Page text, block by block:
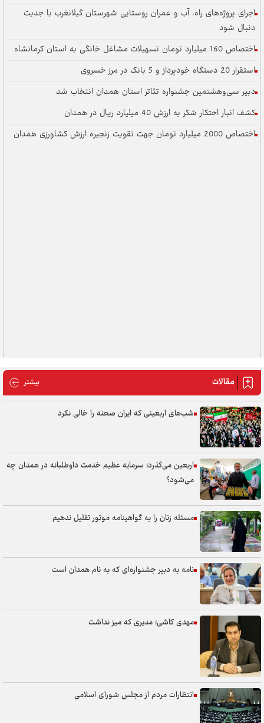
اجرای پروژه‌های راه، آب و عمران روستایی شهرستان گیلانغرب با جدیت
دنبال شود
اختصاص 160 میلیارد تومان تسهیلات مشاغل خانگی به استان کرمانشاه
استقرار 20 دستگاه خودپرداز و 5 بانک در مرز خسروی
دبیر سی‌وهشتمین جشنواره تئاتر استان همدان انتخاب شد
کشف انبار احتکار شکر به ارزش 40 میلیارد ریال در همدان
اختصاص 2000 میلیارد تومان جهت تقویت زنجیره ارزش کشاورزی همدان
مقالات بیشتر مقالات
شب‌های اربعینی که ایران صحنه را خالی نکرد
اربعین می‌گذرد؛ سرمایه عظیم خدمت داوطلبانه در همدان چه
می‌شود؟
مسئله زنان را به گواهینامه موتور تقلیل ندهیم
نامه به دبیر جشنواره‌ای که به نام همدان است
مهدی کاشی؛ مدیری که میز نداشت
انتظارات مردم از مجلس شورای اسلامی